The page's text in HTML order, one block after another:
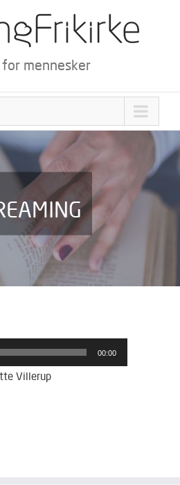
mennesker
00:00
Villerup